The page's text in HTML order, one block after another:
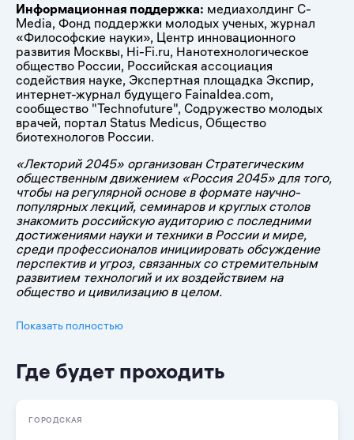
Информационная поддержка: медиахолдинг C-
Media, Фонд поддержки молодых ученых, журнал
«Философские науки», Центр инновационного
развития Москвы, Hi-Fi.ru, Нанотехнологическое
общество России, Российская ассоциация
содействия науке, Экспертная площадка Экспир,
интернет-журнал будущего FainaIdea.com,
сообщество "Technofuture", Содружество молодых
врачей, портал Status Medicus, Общество
биотехнологов России.
«Лекторий 2045» организован Стратегическим
общественным движением «Россия 2045» для того,
чтобы на регулярной основе в формате научно-
популярных лекций, семинаров и круглых столов
знакомить российскую аудиторию с последними
достижениями науки и техники в России и мире,
среди профессионалов инициировать обсуждение
перспектив и угроз, связанных со стремительным
развитием технологий и их воздействием на
общество и цивилизацию в целом.
Показать полностью
Где будет проходить
ГОРОДСКАЯ